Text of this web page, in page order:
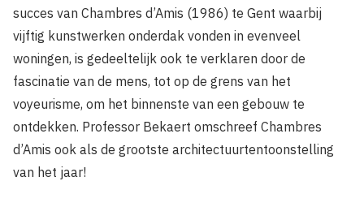
succes van Chambres d’Amis (1986) te Gent waarbij
vijftig kunstwerken onderdak vonden in evenveel
woningen, is gedeeltelijk ook te verklaren door de
fascinatie van de mens, tot op de grens van het
voyeurisme, om het binnenste van een gebouw te
ontdekken. Professor Bekaert omschreef Chambres
d’Amis ook als de grootste architectuurtentoonstelling
van het jaar!